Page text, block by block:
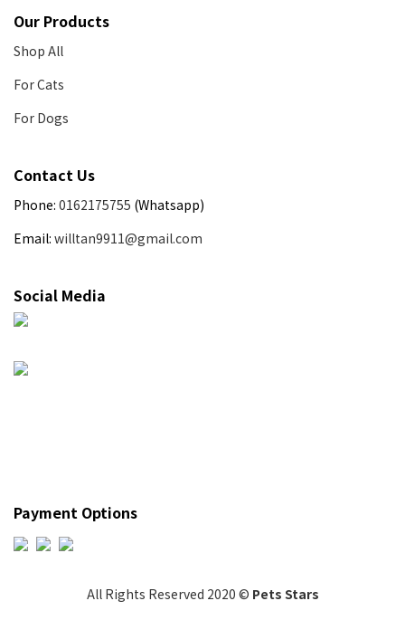
Our Products
Shop All
For Cats
For Dogs
Contact Us
Phone: 0162175755 (Whatsapp)
Email: willtan9911@gmail.com
Social Media
Payment Options
All Rights Reserved 2020 © Pets Stars